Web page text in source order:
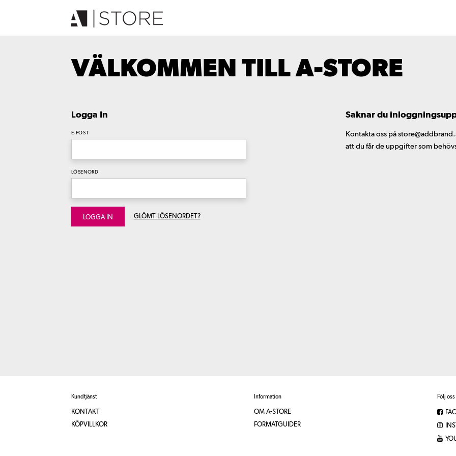
VÄLKOMMEN TILL A-STORE
Logga In
E-POST
LÖSENORD
LOGGA IN GLÖMT LÖSENORDET?
Saknar du
Kontakta oss på
att du får de uppgifter som
Kundtjänst
KONTAKT
KÖPVILLKOR
Information
OM A-STORE
FORMATGUIDER
Följ oss